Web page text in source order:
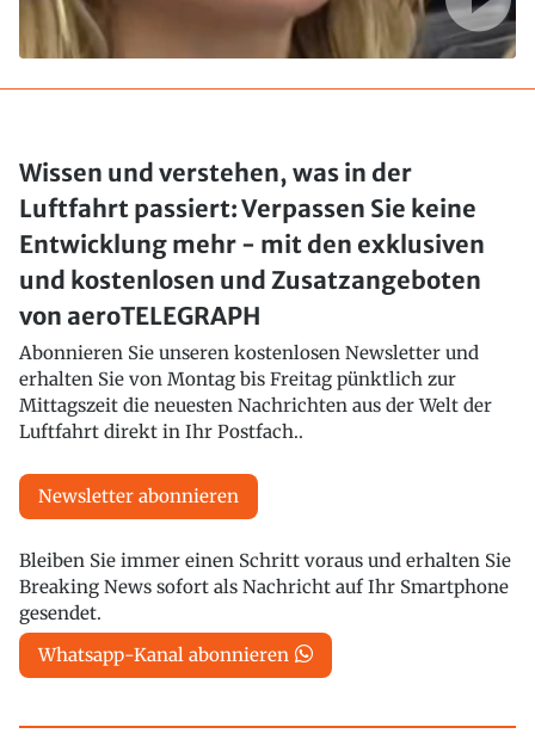
Wissen und verstehen, was in der
Luftfahrt passiert: Verpassen Sie keine
Entwicklung mehr - mit den exklusiven
und kostenlosen und Zusatzangeboten
von aeroTELEGRAPH
Abonnieren Sie unseren kostenlosen Newsletter und
erhalten Sie von Montag bis Freitag pünktlich zur
Mittagszeit die neuesten Nachrichten aus der Welt der
Luftfahrt direkt in Ihr Postfach..
Newsletter abonnieren
Bleiben Sie immer einen Schritt voraus und erhalten Sie
Breaking News sofort als Nachricht auf Ihr Smartphone
gesendet.
Whatsapp-Kanal abonnieren